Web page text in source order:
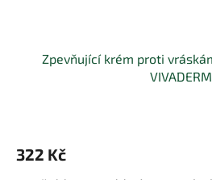
Zpevňující krém proti
VIVADERM
322 Kč